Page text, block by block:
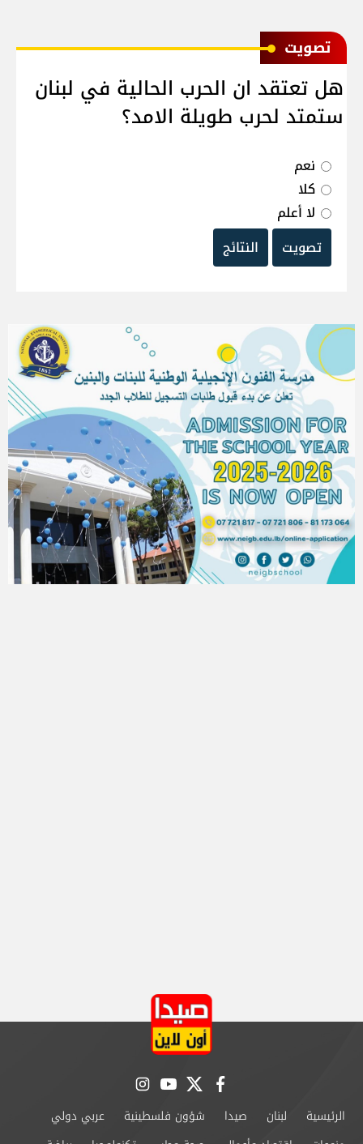
ﺗﺼﻮﻳﺖ
هل تعتقد ان الحرب الحالية في لبنان
ستمتد لحرب طويلة الامد؟
نعم
كلا
لا أعلم
تصويت
النتائج
facebook
twitter
youtube
instagram
الرئيسية لبنان صيدا شؤون فلسطينية
عربي دولي